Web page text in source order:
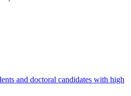
and doctoral candidates with high